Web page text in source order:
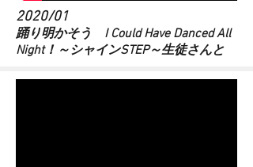
2020/01
踊り明かそう I Could Have Danced All
Night！～シャインSTEP～生徒さんと